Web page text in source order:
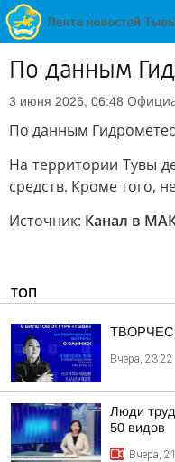
По данным
3 июня 2026, 06:48
По данным
На территории Тувы
средств. Кроме того,
Источник: Канал в
ТОП
Вчера, 23:22
Люди
50 видов
Вчера,